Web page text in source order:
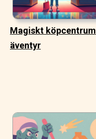
Magiskt köpcentrum
äventyr